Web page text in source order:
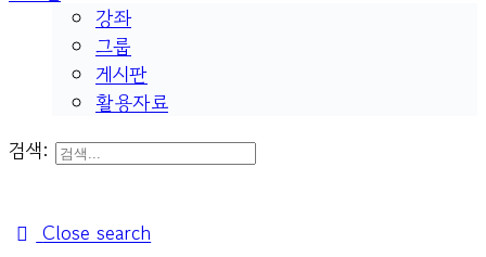
강좌
그룹
게시판
활용자료
검색:
Close search